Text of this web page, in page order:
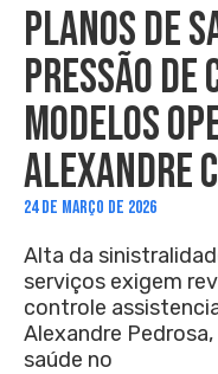
PLANOS DE
PRESSÃO DE
MODELOS
ALEXANDRE
24 DE MARÇO DE 2026
Alta da
serviços exigem
controle
Alexandre
saúde no